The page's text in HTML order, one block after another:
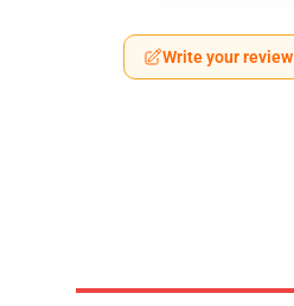
Write your review